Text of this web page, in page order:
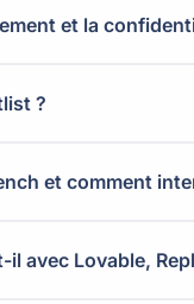
et la
?
et comment
avec Lovable,